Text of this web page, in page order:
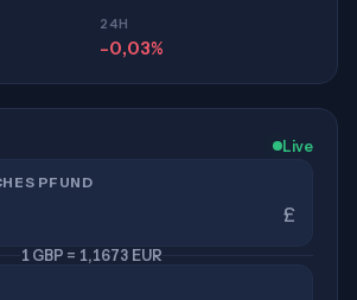
24H
-0,03%
Live
PFUND
£
1 GBP = 1,1673 EUR